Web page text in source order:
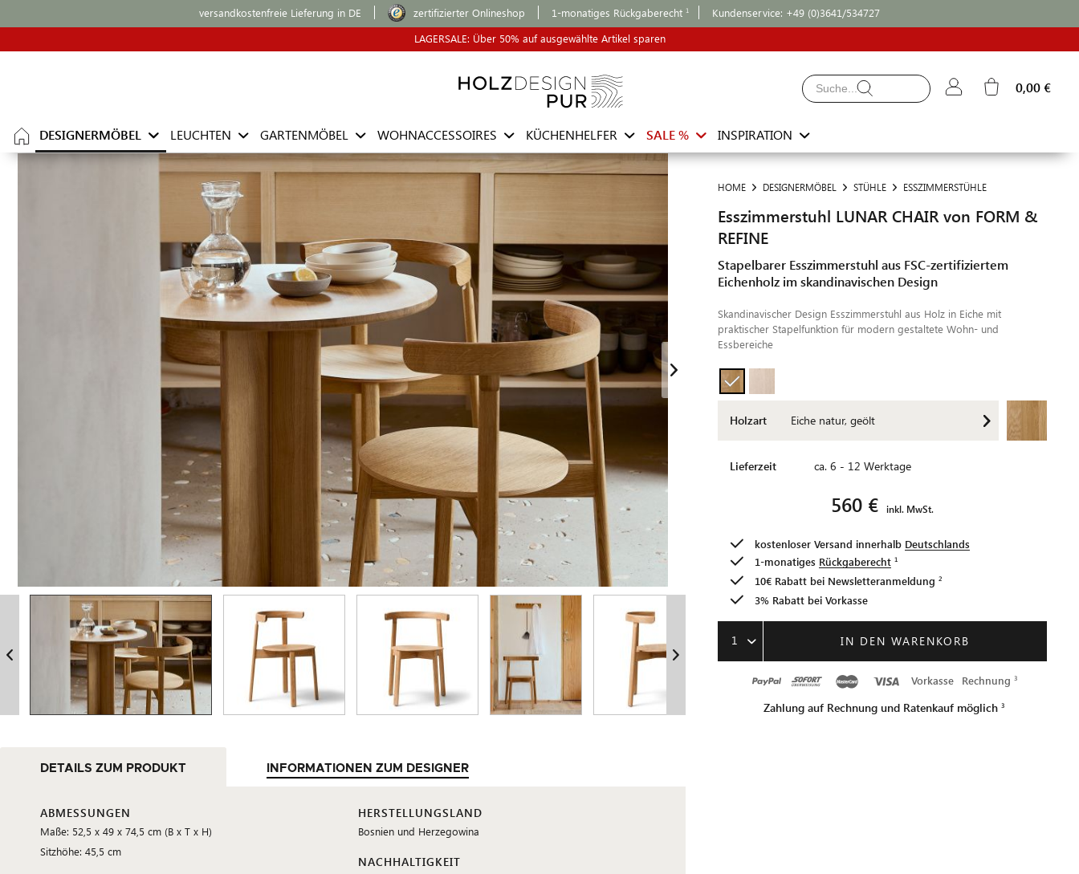
versandkostenfreie Lieferung in DE zertifizierter Onlineshop 1-monatiges Rückgaberecht Kundenservice: +49 (0)3641/534727
LAGERSALE: Über 50% auf ausgewählte Artikel sparen
0,00 €
DESIGNERMÖBEL LEUCHTEN GARTENMÖBEL WOHNACCESSOIRES KÜCHENHELFER SALE % INSPIRATION
HOME DESIGNERMÖBEL STÜHLE ESSZIMMERSTÜHLE
Esszimmerstuhl LUNAR CHAIR von FORM &
REFINE
Stapelbarer Esszimmerstuhl aus FSC-zertifiziertem
Eichenholz im skandinavischen Design
Skandinavischer Design Esszimmerstuhl aus Holz in Eiche mit
praktischer Stapelfunktion für modern gestaltete Wohn- und
Essbereiche
Holzart Eiche natur, geölt
Lieferzeit ca. 6 - 12 Werktage
560 € inkl. MwSt.
kostenloser Versand innerhalb Deutschlands
1-monatiges Rückgaberecht
10€ Rabatt bei Newsletteranmeldung
3% Rabatt bei Vorkasse
1 IN DEN WARENKORB
Vorkasse Rechnung
Zahlung auf Rechnung und Ratenkauf möglich
DETAILS ZUM PRODUKT INFORMATIONEN ZUM DESIGNER
ABMESSUNGEN
Maße: 52,5 x 49 x 74,5 cm (B x T x H)
Sitzhöhe: 45,5 cm
HERSTELLUNGSLAND
Bosnien und Herzegowina
NACHHALTIGKEIT